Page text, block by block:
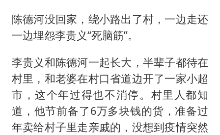
陈德河没回家，绕小路出了村，一边走还
一边埋怨李贵义“死脑筋”。
李贵义和陈德河一起长大，半辈子都待在
村里，和老婆在村口省道边开了一家小超
市，这个年过得也不消停。村里人都知
道，他节前备了6万多块钱的货，准备过
年卖给村子里走亲戚的，没想到疫情突然